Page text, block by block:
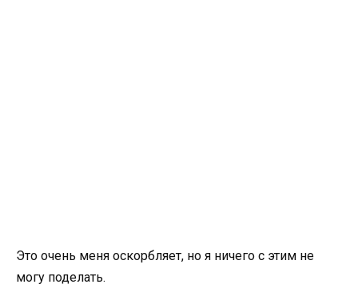
Это очень меня оскорбляет, но я ничего с этим не
могу поделать.